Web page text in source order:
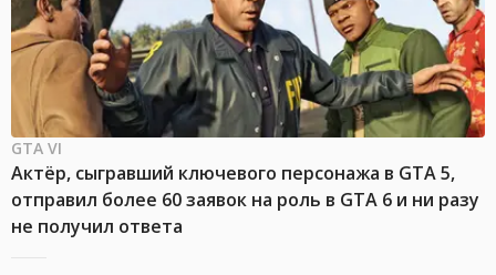
GTA VI
Актёр, сыгравший ключевого персонажа в GTA 5,
отправил более 60 заявок на роль в GTA 6 и ни разу
не получил ответа